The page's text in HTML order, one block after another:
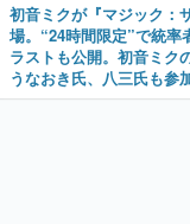
初音ミクが『マジック：
場。“24時間限定”で統率
ラストも公開。初音ミク
うなおき氏、八三氏も参